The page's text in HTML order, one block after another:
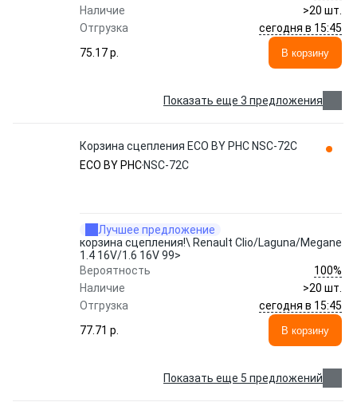
Наличие
>20 шт.
Отгрузка
сегодня в 15:45
75.17 p.
В корзину
Показать еще 3 предложения
Корзина сцепления ECO BY PHC NSC-72C
ECO BY PHC NSC-72C
Лучшее предложение
корзина сцепления!\ Renault Clio/Laguna/Megane
1.4 16V/1.6 16V 99>
Вероятность
100%
Наличие
>20 шт.
Отгрузка
сегодня в 15:45
77.71 p.
В корзину
Показать еще 5 предложений